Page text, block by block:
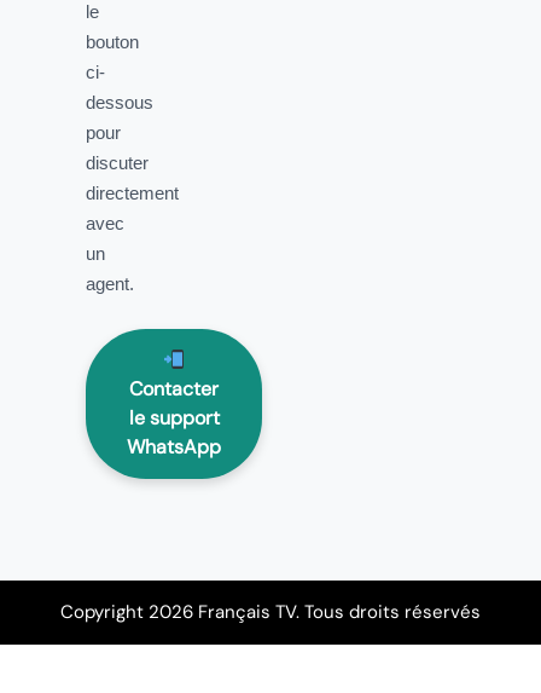
le
bouton
ci-
dessous
pour
discuter
directement
avec
un
agent.
Contacter
le support
WhatsApp
Copyright 2026 Français TV. Tous droits réservés